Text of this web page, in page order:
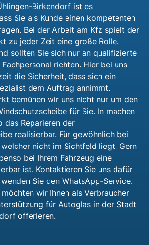
Birkendorf ist es
Sie als Kunde einen kompetenten
Bei der Arbeit am Kfz spielt der
zu jeder Zeit eine große Rolle.
sollten Sie sich nur an qualifizierte
richten. Hier bei uns
die Sicherheit, dass sich ein
dem Auftrag annimmt.
bemühen wir uns nicht nur um den
für Sie. In machen
das Reparieren der
realisierbar. Für gewöhnlich bei
welcher nicht im Sichtfeld liegt. Gern
bei Ihrem Fahrzeug eine
ist. Kontaktieren Sie uns dafür
Sie den WhatsApp-Service.
wir Ihnen als Verbraucher
für Autoglas in der Stadt
offerieren.